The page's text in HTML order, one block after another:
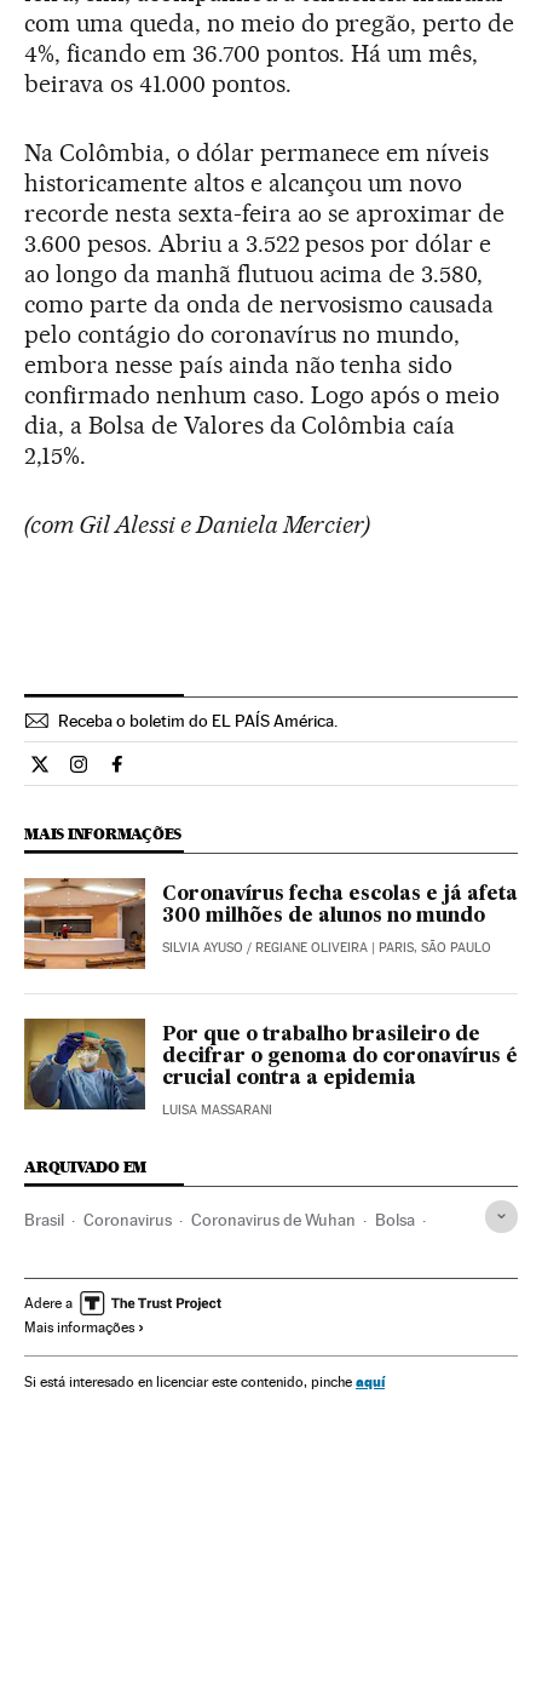
com uma queda, no meio do pregão, perto de
4%, ficando em 36.700 pontos. Há um mês,
beirava os 41.000 pontos.
Na Colômbia, o dólar permanece em níveis
historicamente altos e alcançou um novo
recorde nesta sexta-feira ao se aproximar de
3.600 pesos. Abriu a 3.522 pesos por dólar e
ao longo da manhã flutuou acima de 3.580,
como parte da onda de nervosismo causada
pelo contágio do coronavírus no mundo,
embora nesse país ainda não tenha sido
confirmado nenhum caso. Logo após o meio
dia, a Bolsa de Valores da Colômbia caía
2,15%.
(com Gil Alessi e Daniela Mercier)
Receba o boletim do EL PAÍS América.
Economia El País Brasil en Twitter
Economia El País Brasil en Instagram
Economia El País Brasil en Facebook
MAIS INFORMAÇÕES
Coronavírus fecha escolas e já afeta
300 milhões de alunos no mundo
SILVIA AYUSO / REGIANE OLIVEIRA | PARIS, SÃO PAULO
Por que o trabalho brasileiro de
decifrar o genoma do coronavírus é
crucial contra a epidemia
LUISA MASSARANI
ARQUIVADO EM
Brasil Coronavirus Coronavirus de Wuhan Bolsa
Enfermedades respiratorias
Política económica
Adere a
Mais informações
Si está interesado en licenciar este contenido, pinche aquí